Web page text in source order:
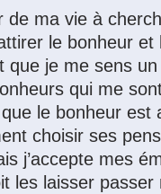
de ma vie à
le bonheur et
que je me sens
qui me
le bonheur est
choisir ses
j’accepte mes
les laisser